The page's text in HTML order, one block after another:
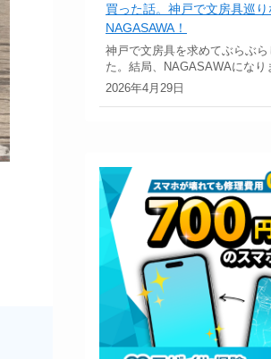
買った話。神戸で文房具巡り
NAGASAWA！
2026年4月29日
神戸で文房具を求めてぶらぶら
た。結局、NAGASAWAになり